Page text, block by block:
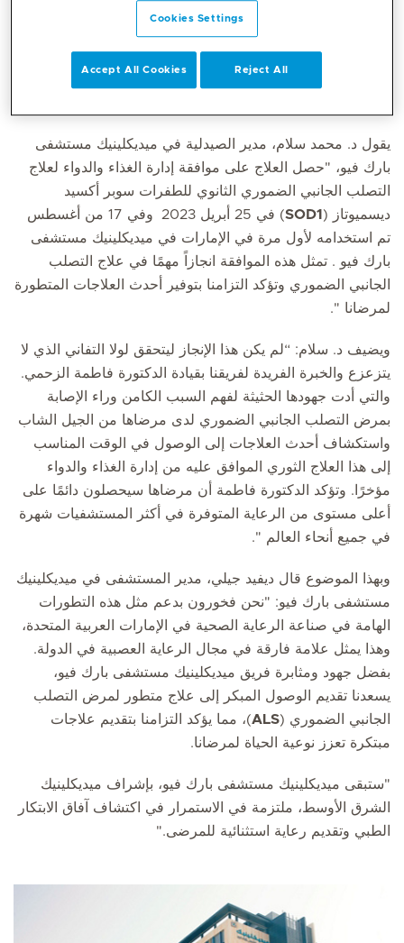
ومن خلال معالجة السبب الأساسي للتصلب الضموري في هذه
المجموعة الفرعية، نهدف إلى إبطاء تطور المرض وإعطاء أمل
جديد للمرضى، وخاصة المصابين بمرض التصلب الجانبي
يقول د. محمد سلام، مدير الصيدلية في ميديكلينيك مستشفى
بارك فيو، "حصل العلاج على موافقة إدارة الغذاء والدواء لعلاج
التصلب الجانبي الضموري الثانوي للطفرات سوبر أكسيد
ديسميوتاز ( SOD1) في 25 أبريل 2023
وفي 17 من أغسطس
تم استخدامه لأول مرة في الإمارات في ميديكلينيك مستشفى
بارك فيو . تمثل هذه الموافقة انجازاً مهمًا في علاج التصلب
الجانبي الضموري وتؤكد التزامنا بتوفير أحدث العلاجات المتطورة
لمرضانا ".
ويضيف د. سلام: “لم يكن هذا الإنجاز ليتحقق لولا التفاني الذي لا
يتزعزع والخبرة الفريدة لفريقنا بقيادة الدكتورة فاطمة الزحمي.
والتي أدت جهودها الحثيثة لفهم السبب الكامن وراء الإصابة
بمرض التصلب الجانبي الضموري لدى مرضاها من الجيل الشاب
واستكشاف أحدث العلاجات إلى الوصول في الوقت المناسب
إلى هذا العلاج الثوري الموافق عليه من إدارة الغذاء والدواء
مؤخرًا. وتؤكد الدكتورة فاطمة أن مرضاها سيحصلون دائمًا على
أعلى مستوى من الرعاية المتوفرة في أكثر المستشفيات شهرة
في جميع أنحاء العالم ".
وبهذا الموضوع قال ديفيد جيلي، مدير المستشفى في ميديكلينيك
مستشفى بارك فيو: "نحن فخورون بدعم مثل هذه التطورات
الهامة في صناعة الرعاية الصحية في الإمارات العربية المتحدة،
وهذا يمثل علامة فارقة في مجال الرعاية العصبية في الدولة.
بفضل جهود ومثابرة فريق ميديكلينيك مستشفى بارك فيو،
يسعدنا تقديم الوصول المبكر إلى علاج متطور لمرض التصلب
الجانبي الضموري (ALS)، مما يؤكد التزامنا بتقديم علاجات
مبتكرة تعزز نوعية الحياة لمرضانا.
"ستبقى ميديكلينيك مستشفى بارك فيو، بإشراف ميديكلينيك
الشرق الأوسط، ملتزمة في الاستمرار في اكتشاف آفاق الابتكار
الطبي وتقديم رعاية استثنائية للمرضى."
Cookies Settings
Reject All
Accept All Cookies